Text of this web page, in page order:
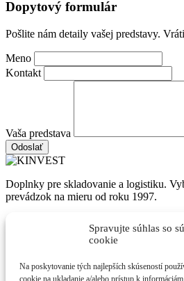
Spravujte súhlas so
cookie
Na poskytovanie tých najlepších skúseností
cookie na ukladanie a/alebo prístup k
Dopytový formulár
Pošlite nám detaily vašej predstavy.
Meno
Kontakt
Vaša predstava
Odoslať
Doplnky pre skladovanie a logistiku.
prevádzok na mieru od roku 1997.